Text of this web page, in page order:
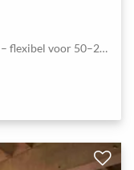
Eventbar aan het water met groot terras – flexibel voor 50–275 gasten